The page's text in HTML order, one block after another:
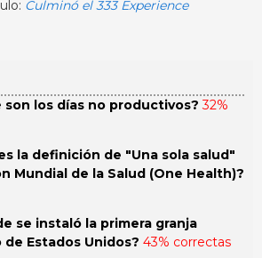
Culminó el 333 Experience
son los días no productivos? 32%
la definición de "Una sola salud"
Mundial de la Salud (One Health)?
se instaló la primera granja
Estados Unidos? 43% correctas